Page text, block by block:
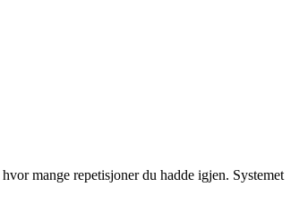
mange repetisjoner du hadde igjen. Systemet